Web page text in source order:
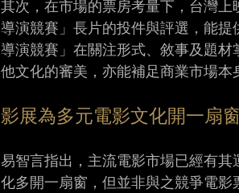
其次，在市場的票房考量下，台灣
導演競賽」長片的投件與評選，能
導演競賽」在關注形式、敘事及題
他文化的審美，亦能補足商業市場本
影展為多元電影文化開一扇
易智言指出，主流電影市場已經有
化多開一扇窗，但並非與之競爭電